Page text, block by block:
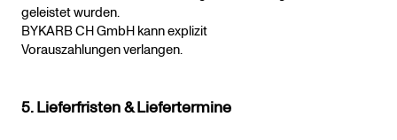
geleistet wurden.
BYKARB CH GmbH kann explizit
Vorauszahlungen verlangen.
5. Lieferfristen & Liefertermine